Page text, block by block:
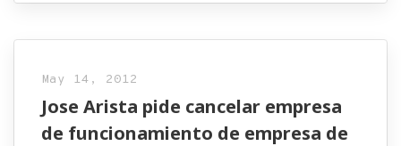
May 14, 2012
Jose Arista pide cancelar empresa
de funcionamiento de empresa de